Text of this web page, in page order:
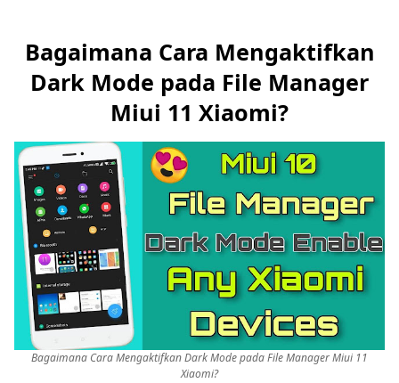
Bagaimana Cara Mengaktifkan
Dark Mode pada File Manager
Miui 11 Xiaomi?
Bagaimana Cara Mengaktifkan Dark Mode pada File Manager Miui 11
Xiaomi?